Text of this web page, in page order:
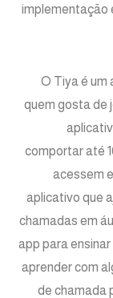
implementação
O Tiya é um
quem gosta de
comportar até
acessem
aplicativo que
chamadas em
app para
aprender com
de chamada